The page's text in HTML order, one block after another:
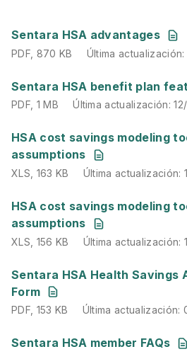
Sentara HSA advantages
PDF,870 KB Última actualización
PDF, 870 KB Última actualización:
Sentara HSA benefit plan
PDF,1 MB Última actualización:
PDF, 1 MB Última actualización:
HSA cost savings modeling
assumptions
XLS, 163 KB Última actualización:
XLS 163 KB Última actualización:
HSA cost savings modeling
assumptions
XLS, 156 KB Última actualización:
XLS 156 KB Última actualización:
Sentara HSA Health Savings
Form
PDF,153 KB Última actualización
PDF, 153 KB Última actualización:
Sentara HSA member FAQs
PDF,179 KB Última actualización: